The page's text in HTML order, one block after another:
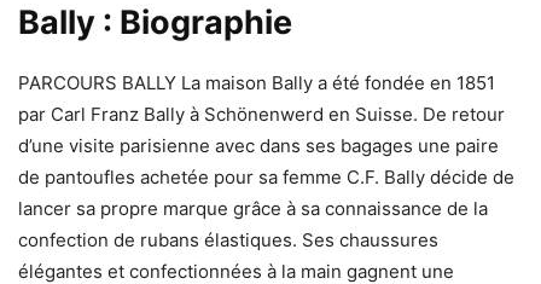
Bally : Biographie
PARCOURS BALLY La maison Bally a été fondée en 1851
par Carl Franz Bally à Schönenwerd en Suisse. De retour
d’une visite parisienne avec dans ses bagages une paire
de pantoufles achetée pour sa femme C.F. Bally décide de
lancer sa propre marque grâce à sa connaissance de la
confection de rubans élastiques. Ses chaussures
élégantes et confectionnées à la main gagnent une